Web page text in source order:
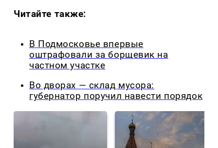
Читайте также:
В Подмосковье впервые
оштрафовали за борщевик на
частном участке
Во дворах — склад мусора:
губернатор поручил навести порядок